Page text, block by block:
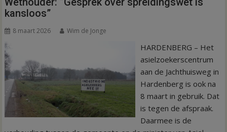
kansloos”
8 maart 2026 Wim de Jonge
HARDENBERG – Het
asielzoekerscentrum
aan de Jachthuisweg in
Hardenberg is ook na
8 maart in gebruik. Dat
is tegen de afspraak.
Daarmee is de